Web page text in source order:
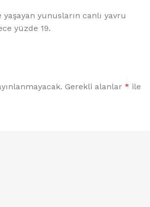
yunusların canlı yavru
yüzde 19.
Gerekli alanlar * ile